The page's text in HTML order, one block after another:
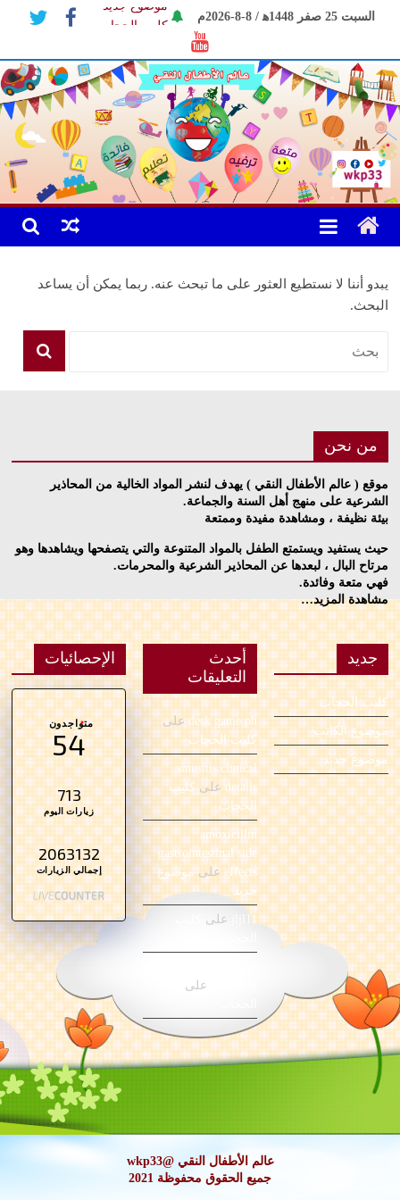
السبت 25 صفر 1448ﻫ / 8-8-2026م
موضوع جديد
يبدو أننا لا نستطيع العثور على ما تبحث عنه. ربما يمكن أن يساعد
البحث.
من نحن
موقع ( عالم الأطفال النقي ) يهدف لنشر المواد الخالية من المحاذير
الشرعية على منهج أهل السنة والجماعة.
بيئة نظيفة ، ومشاهدة مفيدة وممتعة
حيث يستفيد ويستمتع الطفل بالمواد المتنوعة والتي يتصفحها ويشاهدها وهو
مرتاح البال ، لبعدها عن المحاذير الشرعية والمحرمات.
فهي متعة وفائدة.
مشاهدة المزيد…
جديد
كليب الحجاب
موضوع الكاتب
موضوع جديد
أحدث
التعليقات
desk game phعلى
كليب الحجاب
sinusitis clinical
detailsعلىكليب
الحجاب
amoxicillin
gastrointestinal side
effects علىموضوع
جديد
jljl11 على
على
الإحصائيات
متواجدون
54
713
زيارات اليوم
2063132
إجمالي الزيارات
عالم الأطفال النقي @wkp33
جميع الحقوق محفوظة 2021